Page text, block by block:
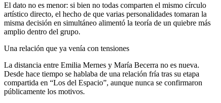
El dato no es menor: si bien no todas comparten el mismo círculo
artístico directo, el hecho de que varias personalidades tomaran la
misma decisión en simultáneo alimentó la teoría de un quiebre más
amplio dentro del grupo.
Una relación que ya venía con tensiones
La distancia entre Emilia Mernes y María Becerra no es nueva.
Desde hace tiempo se hablaba de una relación fría tras su etapa
compartida en “Los del Espacio”, aunque nunca se confirmaron
públicamente los motivos.